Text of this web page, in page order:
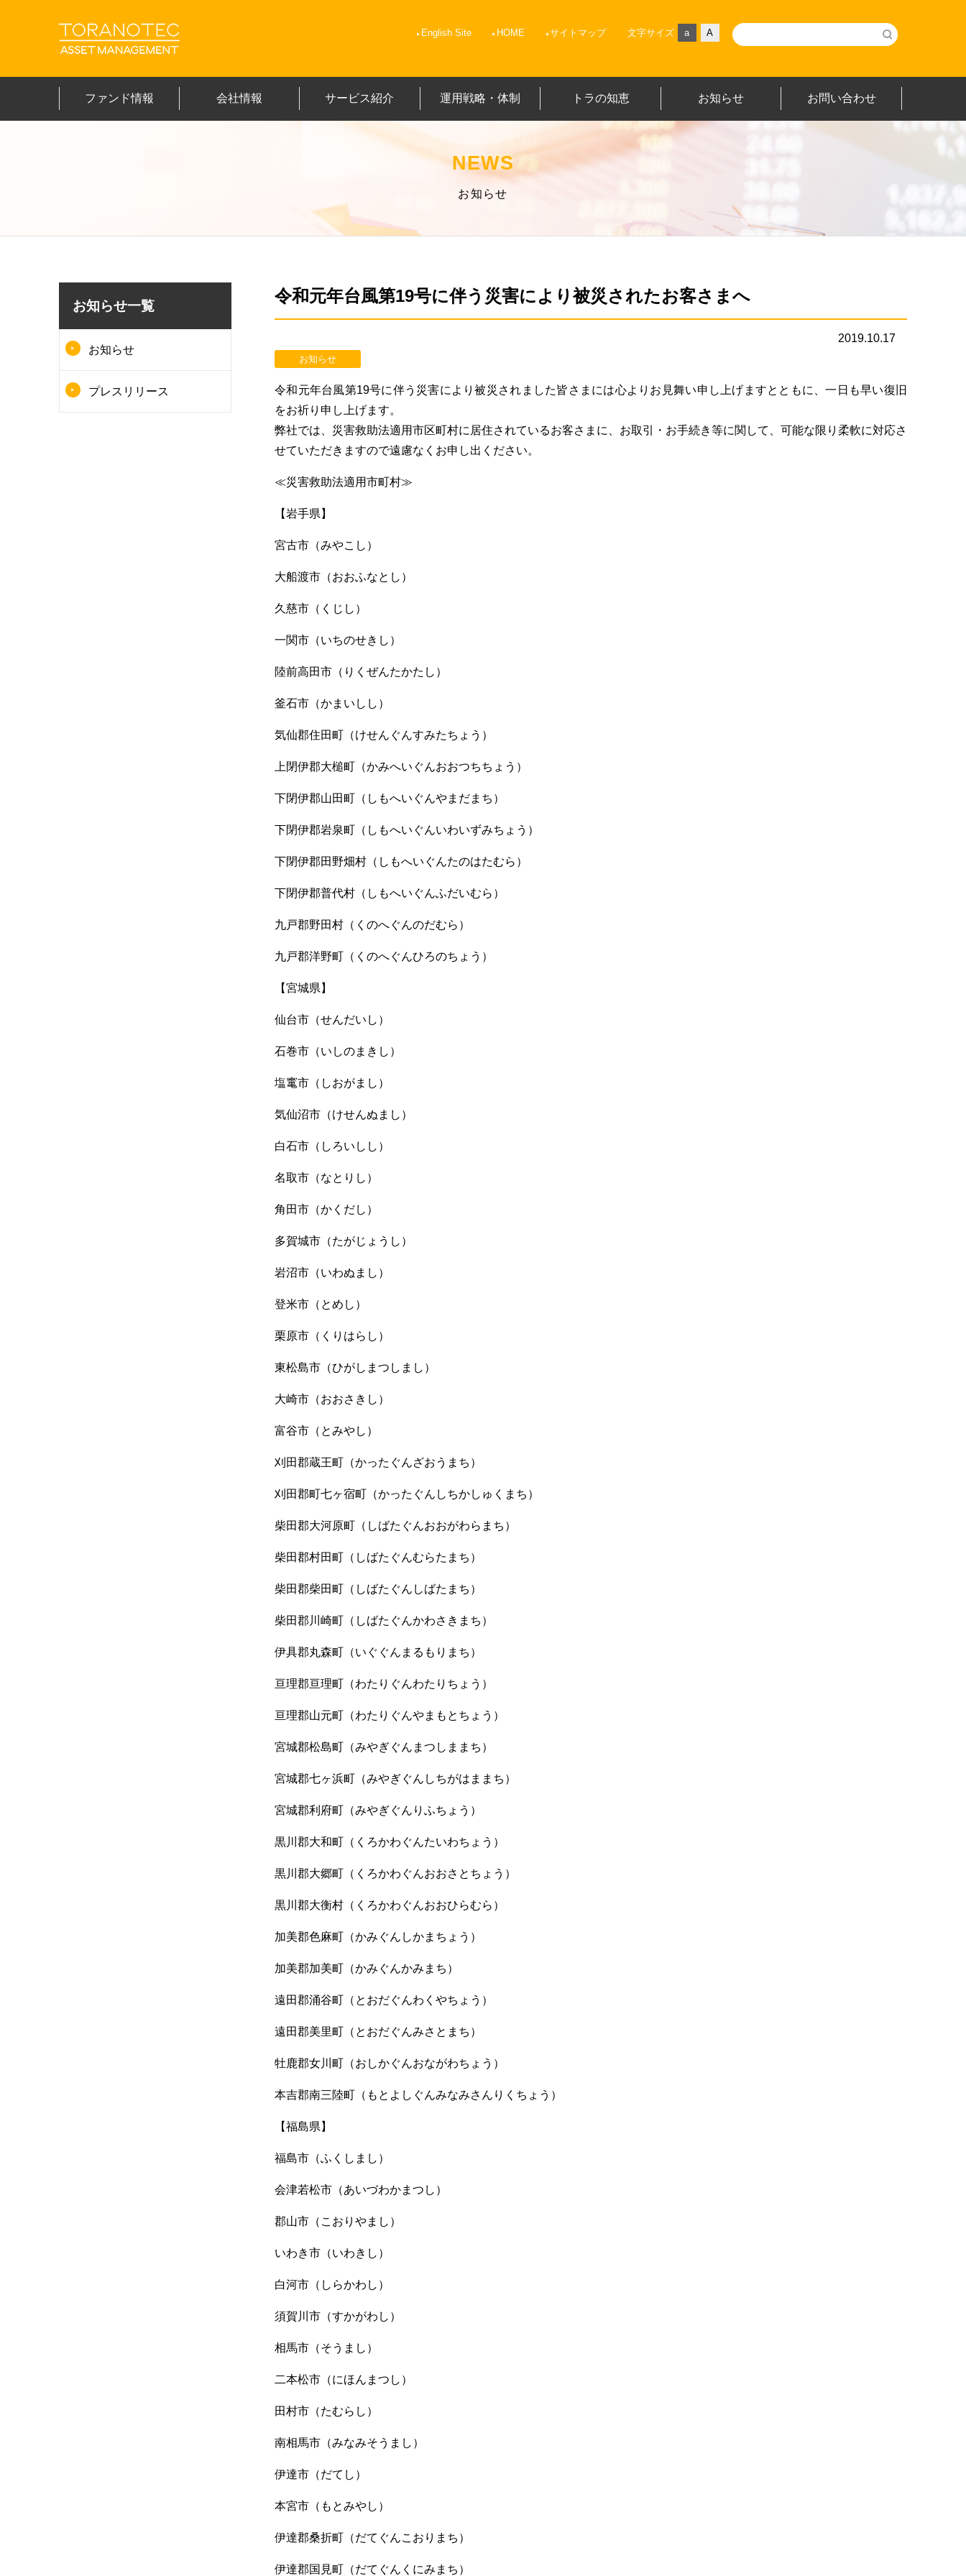
English Site HOME サイトマップ 文字サイズ a A
ファンド情報 会社情報 サービス紹介 運用戦略・体制 トラの知恵 お知らせ お問い合わせ
NEWS
お知らせ
令和元年台風第19号に伴う災害により被災されたお客さまへ
2019.10.17
お知らせ
令和元年台風第19号に伴う災害により被災されました皆さまには心よりお見舞い申し上げますとともに、一日も早い復旧
をお祈り申し上げます。
弊社では、災害救助法適用市区町村に居住されているお客さまに、お取引・お手続き等に関して、可能な限り柔軟に対応さ
せていただきますので遠慮なくお申し出ください。
≪災害救助法適用市町村≫
【岩手県】
宮古市（みやこし）
大船渡市（おおふなとし）
久慈市（くじし）
一関市（いちのせきし）
陸前高田市（りくぜんたかたし）
釜石市（かまいしし）
気仙郡住田町（けせんぐんすみたちょう）
上閉伊郡大槌町（かみへいぐんおおつちちょう）
下閉伊郡山田町（しもへいぐんやまだまち）
下閉伊郡岩泉町（しもへいぐんいわいずみちょう）
下閉伊郡田野畑村（しもへいぐんたのはたむら）
下閉伊郡普代村（しもへいぐんふだいむら）
九戸郡野田村（くのへぐんのだむら）
九戸郡洋野町（くのへぐんひろのちょう）
【宮城県】
仙台市（せんだいし）
石巻市（いしのまきし）
塩竃市（しおがまし）
気仙沼市（けせんぬまし）
白石市（しろいしし）
名取市（なとりし）
角田市（かくだし）
多賀城市（たがじょうし）
岩沼市（いわぬまし）
登米市（とめし）
栗原市（くりはらし）
東松島市（ひがしまつしまし）
大崎市（おおさきし）
富谷市（とみやし）
刈田郡蔵王町（かったぐんざおうまち）
刈田郡町七ヶ宿町（かったぐんしちかしゅくまち）
柴田郡大河原町（しばたぐんおおがわらまち）
柴田郡村田町（しばたぐんむらたまち）
柴田郡柴田町（しばたぐんしばたまち）
柴田郡川崎町（しばたぐんかわさきまち）
伊具郡丸森町（いぐぐんまるもりまち）
亘理郡亘理町（わたりぐんわたりちょう）
亘理郡山元町（わたりぐんやまもとちょう）
宮城郡松島町（みやぎぐんまつしままち）
宮城郡七ヶ浜町（みやぎぐんしちがはままち）
宮城郡利府町（みやぎぐんりふちょう）
黒川郡大和町（くろかわぐんたいわちょう）
黒川郡大郷町（くろかわぐんおおさとちょう）
黒川郡大衡村（くろかわぐんおおひらむら）
加美郡色麻町（かみぐんしかまちょう）
加美郡加美町（かみぐんかみまち）
遠田郡涌谷町（とおだぐんわくやちょう）
遠田郡美里町（とおだぐんみさとまち）
牡鹿郡女川町（おしかぐんおながわちょう）
本吉郡南三陸町（もとよしぐんみなみさんりくちょう）
【福島県】
福島市（ふくしまし）
会津若松市（あいづわかまつし）
郡山市（こおりやまし）
いわき市（いわきし）
白河市（しらかわし）
須賀川市（すかがわし）
相馬市（そうまし）
二本松市（にほんまつし）
田村市（たむらし）
南相馬市（みなみそうまし）
伊達市（だてし）
本宮市（もとみやし）
伊達郡桑折町（だてぐんこおりまち）
伊達郡国見町（だてぐんくにみまち）
お知らせ一覧
お知らせ
プレスリリース